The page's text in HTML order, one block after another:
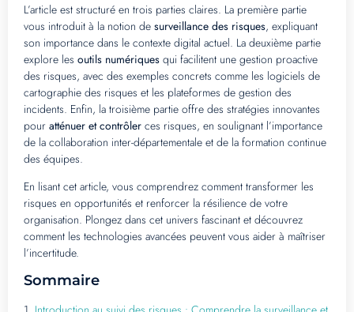
L’article est structuré en trois parties claires. La première partie
vous introduit à la notion de surveillance des risques, expliquant
son importance dans le contexte digital actuel. La deuxième partie
explore les outils numériques qui facilitent une gestion proactive
des risques, avec des exemples concrets comme les logiciels de
cartographie des risques et les plateformes de gestion des
incidents. Enfin, la troisième partie offre des stratégies innovantes
pour atténuer et contrôler ces risques, en soulignant l’importance
de la collaboration inter-départementale et de la formation continue
des équipes.
En lisant cet article, vous comprendrez comment transformer les
risques en opportunités et renforcer la résilience de votre
organisation. Plongez dans cet univers fascinant et découvrez
comment les technologies avancées peuvent vous aider à maîtriser
l’incertitude.
Sommaire